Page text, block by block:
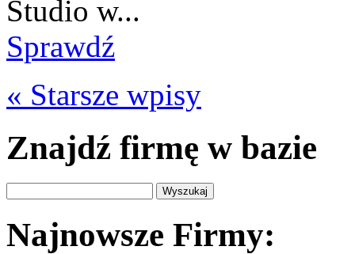
Studio w...
Sprawdź
« Starsze wpisy
Znajdź firmę w bazie
Najnowsze Firmy: